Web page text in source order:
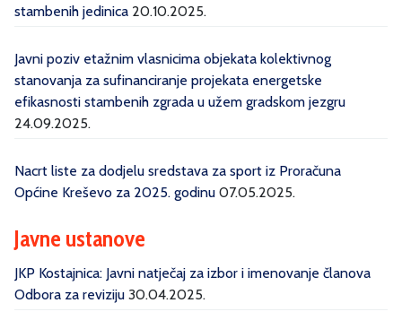
stambenih jedinica 20.10.2025.
Javni poziv etažnim vlasnicima objekata kolektivnog
stanovanja za sufinanciranje projekata energetske
efikasnosti stambenih zgrada u užem gradskom jezgru
24.09.2025.
Nacrt liste za dodjelu sredstava za sport iz Proračuna
Općine Kreševo za 2025. godinu 07.05.2025.
Javne ustanove
JKP Kostajnica: Javni natječaj za izbor i imenovanje članova
Odbora za reviziju 30.04.2025.